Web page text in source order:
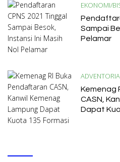
EKONOMI/
Sampai
Pelamar
Kemenag
CASN,
Dapat